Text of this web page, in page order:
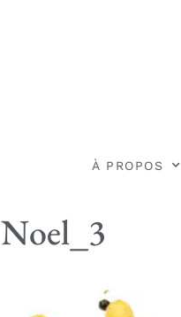
À PROPOS
Noel_3